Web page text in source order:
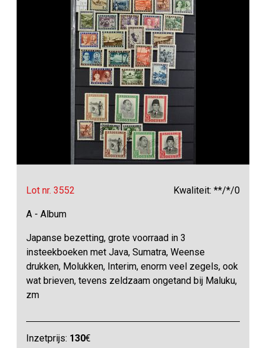
Lot nr. 3552 Kwaliteit: **/*/0
A - Album
Japanse bezetting, grote voorraad in 3
insteekboeken met Java, Sumatra, Weense
drukken, Molukken, Interim, enorm veel zegels, ook
wat brieven, tevens zeldzaam ongetand bij Maluku,
zm
Inzetprijs: 130€